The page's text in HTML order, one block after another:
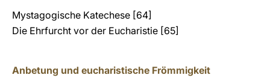
Mystagogische Katechese [64]
Die Ehrfurcht vor der Eucharistie [65]
Anbetung und eucharistische Frömmigkeit